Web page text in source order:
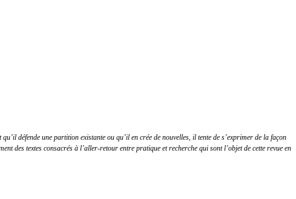
défende une partition existante ou qu’il en crée de nouvelles, il tente de s’exprimer de la façon
des textes consacrés à l’aller-retour entre pratique et recherche qui sont l’objet de cette revue en